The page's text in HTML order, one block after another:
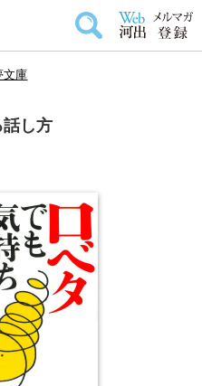
文庫
話し方